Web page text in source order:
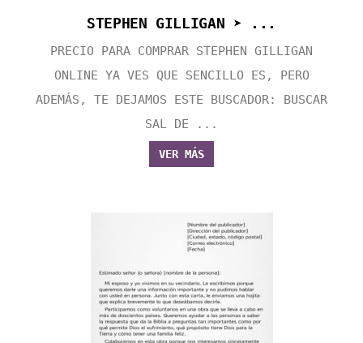
STEPHEN GILLIGAN ➤ ...
PRECIO PARA COMPRAR STEPHEN GILLIGAN
ONLINE YA VES QUE SENCILLO ES, PERO
ADEMÁS, TE DEJAMOS ESTE BUSCADOR: BUSCAR
SAL DE ...
VER MÁS